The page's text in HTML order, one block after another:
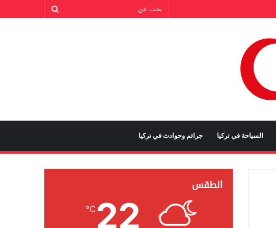
السياحة في تركيا جرائم وحوادث في تركيا
الطقس
22
℃